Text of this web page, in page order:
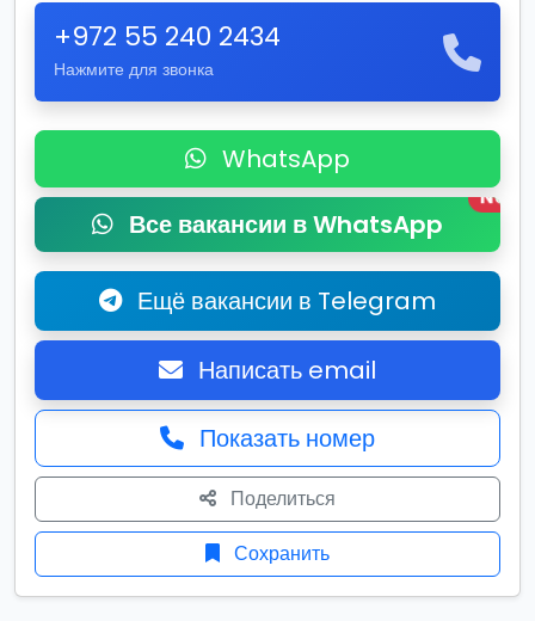
+972 55 240 2434
Нажмите для звонка
WhatsApp
Все вакансии в WhatsApp
New
Ещё вакансии в Telegram
Написать email
Показать номер
Поделиться
Сохранить